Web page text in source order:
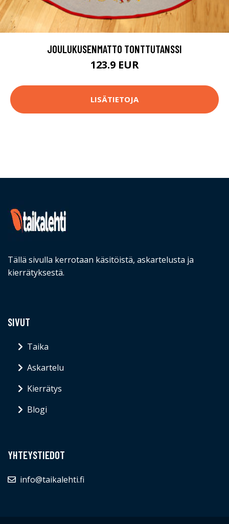
JOULUKUSENMATTO TONTTUTANSSI
123.9 EUR
LISÄTIETOJA
Tällä sivulla kerrotaan käsitöistä, askartelusta ja
kierrätyksestä.
SIVUT
Taika
Askartelu
Kierrätys
Blogi
YHTEYSTIEDOT
info@taikalehti.fi